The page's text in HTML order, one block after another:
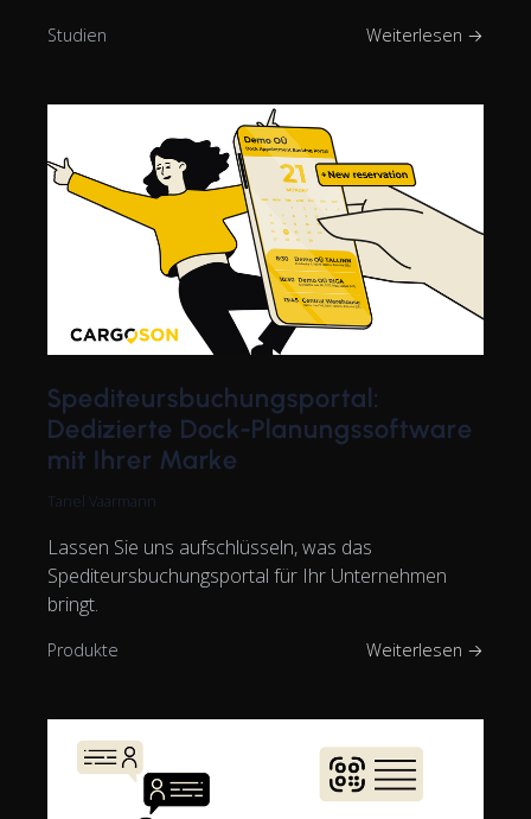
Studien Weiterlesen →
Spediteursbuchungsportal:
Dedizierte Dock-Planungssoftware
mit Ihrer Marke
Tanel Vaarmann
Lassen Sie uns aufschlüsseln, was das
Spediteursbuchungsportal für Ihr Unternehmen
bringt.
Produkte Weiterlesen →